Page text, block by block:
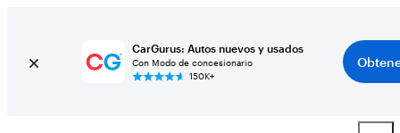
CarGurus: Autos nuevos y usados
Con Modo de concesionario
150K+